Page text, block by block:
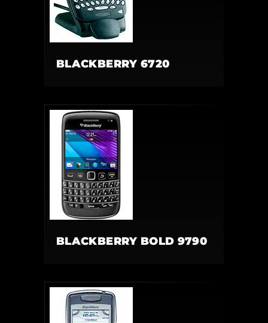
BLACKBERRY 6720
BLACKBERRY BOLD 9790